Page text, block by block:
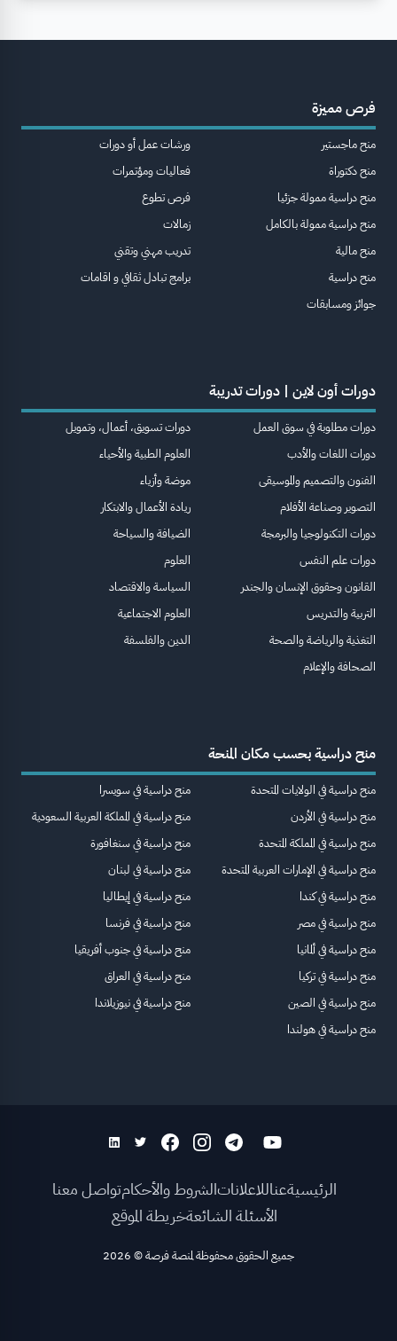
فرص مميزة
منح ماجستير
منح دكتوراة
منح دراسية ممولة جزئيا
منح دراسية ممولة بالكامل
منح مالية
منح دراسية
جوائز ومسابقات
ورشات عمل أو دورات
فعاليات ومؤتمرات
فرص تطوع
زمالات
تدريب مهني وتقني
برامج تبادل ثقافي و اقامات
دورات أون لاين | دورات تدريبة
دورات مطلوبة في سوق العمل
دورات اللغات والأدب
الفنون والتصميم والموسيقى
التصوير وصناعة الأفلام
دورات التكنولوجيا والبرمجة
دورات علم النفس
القانون وحقوق الإنسان والجندر
التربية والتدريس
التغذية والرياضة والصحة
الصحافة والإعلام
دورات تسويق، أعمال، وتمويل
العلوم الطبية والأحياء
موضة وأزياء
ريادة الأعمال والابتكار
الضيافة والسياحة
العلوم
السياسة والاقتصاد
العلوم الاجتماعية
الدين والفلسفة
منح دراسية بحسب مكان المنحة
منح دراسية في الولايات المتحدة
منح دراسية في الأردن
منح دراسية في المملكة المتحدة
منح دراسية في الإمارات العربية المتحدة
منح دراسية في كندا
منح دراسية في مصر
منح دراسية في ألمانيا
منح دراسية في تركيا
منح دراسية في الصين
منح دراسية في هولندا
منح دراسية في سويسرا
منح دراسية في المملكة العربية السعودية
منح دراسية في سنغافورة
منح دراسية في لبنان
منح دراسية في إيطاليا
منح دراسية في فرنسا
منح دراسية في جنوب أفريقيا
منح دراسية في العراق
منح دراسية في نيوزيلاندا
الرئيسيةعناللاعلاناتالشروط والأحكامتواصل معنا
الأسئلة الشائعةخريطة الموقع
جميع الحقوق محفوظة لمنصة فرصة©
2026